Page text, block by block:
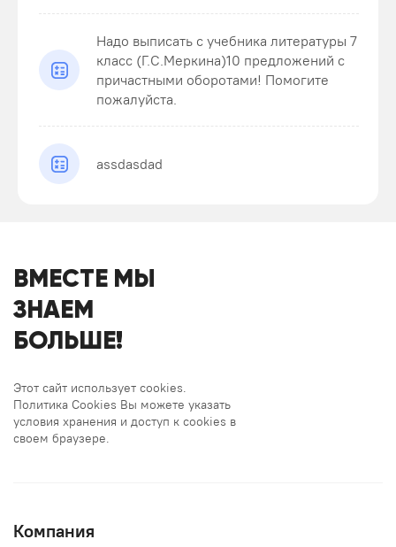
Надо выписать с учебника литературы 7
класс (Г.С.Меркина)10 предложений с
причастными оборотами! Помогите
пожалуйста.
assdasdad
ВМЕСТЕ МЫ
ЗНАЕМ
БОЛЬШЕ!
Этот сайт использует cookies.
Политика Cookies Вы можете указать
условия хранения и доступ к cookies в
своем браузере.
Компания